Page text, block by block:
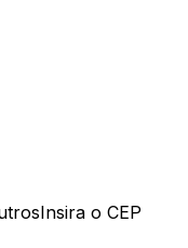
Insira o CEP